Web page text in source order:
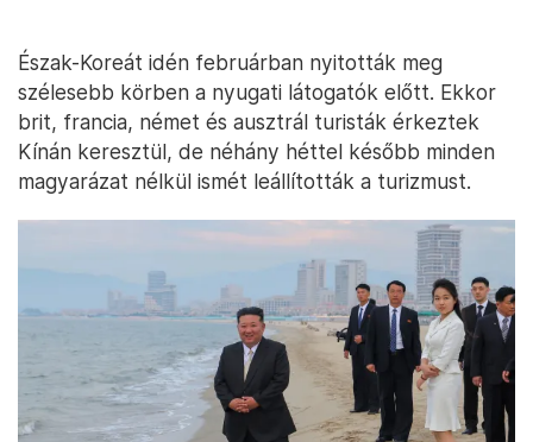
Észak-Koreát idén februárban nyitották meg
szélesebb körben a nyugati látogatók előtt. Ekkor
brit, francia, német és ausztrál turisták érkeztek
Kínán keresztül, de néhány héttel később minden
magyarázat nélkül ismét leállították a turizmust.